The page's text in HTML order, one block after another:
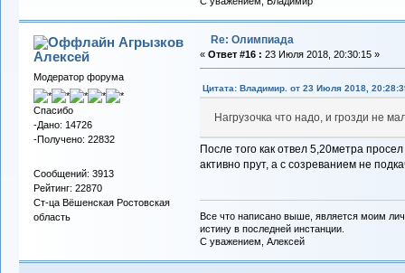
Агрызков
Алексей
Модератор форума
Спасибо
-Дано: 14726
-Получено: 22832
Сообщений: 3913
Рейтинг: 22870
Ст-ца Вёшенская Ростовская
область
Re: Олимпиада
« Ответ #16 : 23 Июля 2018, 20:30:15 »
Цитата: Владимир. от 23 Июля 2018,
Нагрузочка что надо, и грозди не
После того как отвел 5,20метра
активно прут, а с созреванием не
Все что написано выше, является моим
истину в последней инстанции.
С уважением, Алексей